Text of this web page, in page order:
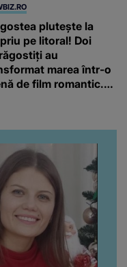
plutește la
pe litoral! Doi
au
marea într-o
de film romantic.